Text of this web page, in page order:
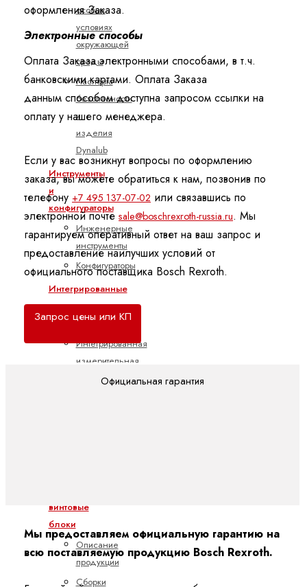
особых
условиях
окружающей
среды
Паспорта
безопасности
и
изделия
Dynalub
Инструменты
и
конфигураторы
Инженерные
инструменты
Конфигураторы
Интегрированные
измерительные
системы
Интегрированная
измерительная
система
винтовые
блоки
Описание
продукции
Сборки
оформления Заказа.
Электронные способы
Оплата Заказа электронными способами, в т.ч.
банковскими картами. Оплата Заказа
данным способом доступна запросом ссылки на
оплату у нашего менеджера.
Если у вас возникнут вопросы по оформлению
заказа, вы можете обратиться к нам, позвонив по
телефону +7 495 137-07-02 или связавшись по
электронной почте sale@boschrexroth-russia.ru. Мы
гарантируем оперативный ответ на ваш запрос и
предоставление наилучших условий от
официального поставщика Bosch Rexroth.
Запрос цены или КП
Официальная гарантия
Мы предоставляем официальную гарантию на
всю поставляемую продукцию Bosch Rexroth.